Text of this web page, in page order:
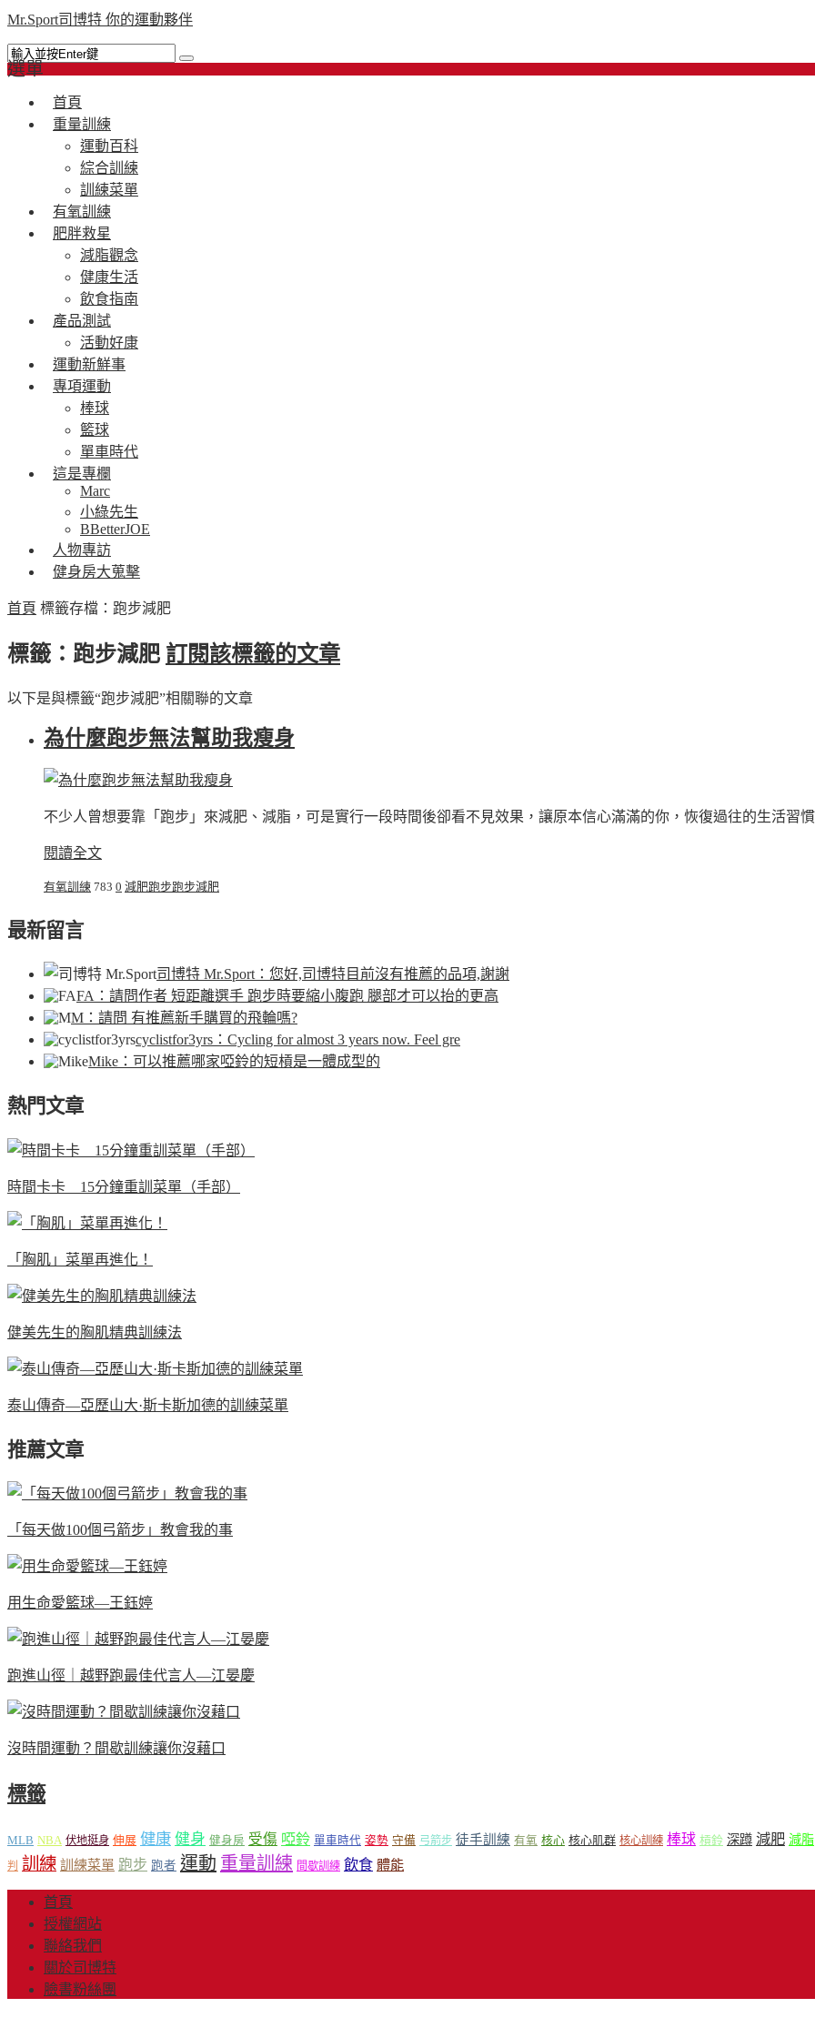
Mr.Sport司博特 你的運動夥伴
選單
首頁
重量訓練
運動百科
綜合訓練
訓練菜單
有氧訓練
肥胖救星
減脂觀念
健康生活
飲食指南
產品測試
活動好康
運動新鮮事
專項運動
棒球
籃球
單車時代
這是專欄
Marc
小綠先生
BBetterJOE
人物專訪
健身房大蒐擊
首頁 標籤存檔：跑步減肥
標籤：跑步減肥 訂閱該標籤的文章
以下是與標籤“跑步減肥”相關聯的文章
為什麼跑步無法幫助我瘦身
不少人曾想要靠「跑步」來減肥、減脂，可是實行一段時間後卻看不見效果，讓原本信心滿滿的你，恢復過往的生活習
閱讀全文
有氧訓練 783 0 減肥跑步跑步減肥
最新留言
司博特 Mr.Sport ：您好,司博特目前沒有推薦的品項,謝謝
FA ：請問作者 短距離選手 跑步時要縮小腹跑 腿部才可以抬的更高
M ：請問 有推薦新手購買的飛輪嗎?
cyclistfor3yrs ：Cycling for almost 3 years now. Feel gre
Mike ：可以推薦哪家啞鈴的短槓是一體成型的
熱門文章
時間卡卡 15分鐘重訓菜單（手部）
「胸肌」菜單再進化！
健美先生的胸肌精典訓練法
泰山傳奇—亞歷山大·斯卡斯加德的訓練菜單
推薦文章
「每天做100個弓箭步」教會我的事
用生命愛籃球—王鈺婷
跑進山徑｜越野跑最佳代言人—江晏慶
沒時間運動？間歇訓練讓你沒藉口
標籤
MLB NBA 伏地挺身 伸展 健康 健身 健身房 受傷 啞鈴 單車時代 姿勢 守備 弓箭步 徒手訓練 有氧 核心 核心肌群 核心訓練 棒球 槓鈴 深蹲 減肥 減脂
判 訓練 訓練菜單 跑步 跑者 運動 重量訓練 間歇訓練 飲食 體能
首頁
授權網站
聯絡我們
關於司博特
臉書粉絲團